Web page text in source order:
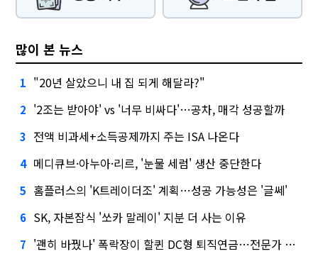
많이 본 뉴스
1 "20년 살았으니 내 집 되게 해달라?"
2 '2조는 받아야' vs '너무 비싸다'…공차, 매각 성공할까
3 전액 비과세+소득공제까지 주는 ISA 나온다
4 메디큐브·아누아·리르, '눈물 세럼' 생산 중단한다
5 홈플러스의 'K트레이더조' 계획…성공 가능성은 '글쎄'
6 SK, 자본잠식 '쏘카 말레이' 지분 더 사는 이유
7 '괜히 바꿨나' 폭락장이 할퀸 DC형 퇴직연금…전문가 조언은